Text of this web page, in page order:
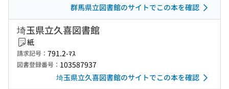
群馬県立図書館のサイトでこの本を確認
埼玉県立久喜図書館
紙
請求記号： 791.2-ﾏｽ
図書登録番号： 103587937
埼玉県立久喜図書館のサイトでこの本を確認